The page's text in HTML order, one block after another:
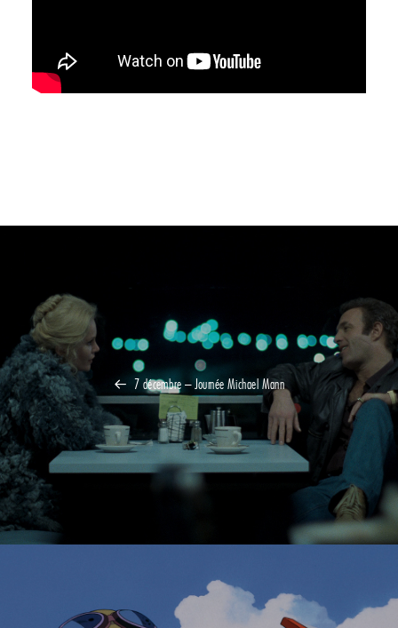
7 décembre – Journée Michael Mann